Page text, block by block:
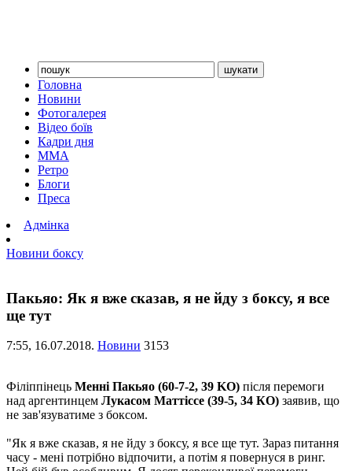
Головна
Новини
Фотогалерея
Відео боїв
Кадри дня
ММА
Ретро
Блоги
Преса
Адмінка
Новини боксу
Пакьяо: Як я вже сказав, я не йду з боксу, я все
ще тут
7:55, 16.07.2018. Новини 3153
Філіппінець Менні Пакьяо (60-7-2, 39 KO) після перемоги
над аргентинцем Лукасом Маттіссе (39-5, 34 КО) заявив, що
не зав'язуватиме з боксом.
"Як я вже сказав, я не йду з боксу, я все ще тут. Зараз питання
часу - мені потрібно відпочити, а потім я повернуся в ринг.